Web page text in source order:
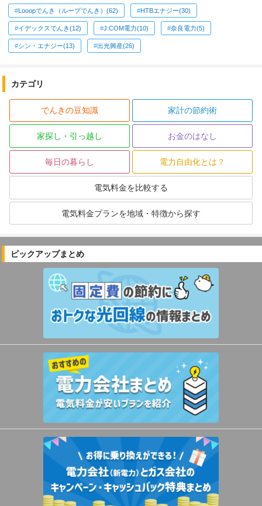
Looopでんき（ループでんき）(62) HTBエナジー(30)
イデックスでんき(12) J:COM電力(10) 奈良電力(5)
シン・エナジー(13) 出光興産(26)
カテゴリ
でんきの豆知識 家計の節約術
家探し・引っ越し お金のはなし
毎日の暮らし 電力自由化とは？
電気料金を比較する
電気料金プランを地域・特徴から探す
ピックアップまとめ